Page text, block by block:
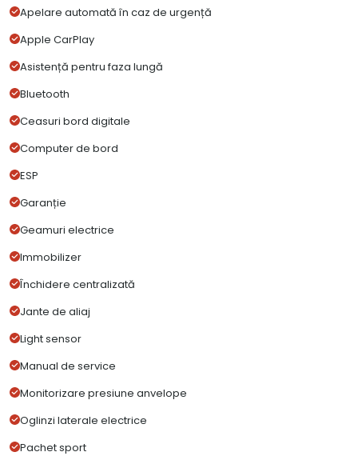
Apelare automată în caz de urgență
Apple CarPlay
Asistență pentru faza lungă
Bluetooth
Ceasuri bord digitale
Computer de bord
ESP
Garanție
Geamuri electrice
Immobilizer
Închidere centralizată
Jante de aliaj
Light sensor
Manual de service
Monitorizare presiune anvelope
Oglinzi laterale electrice
Pachet sport